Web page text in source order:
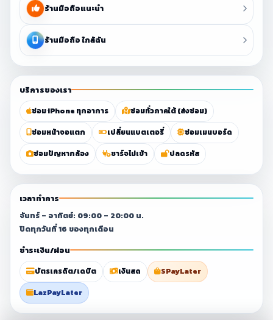
ร้านมือถือแนะนำ
ร้านมือถือ ใกล้ฉัน
บริการของเรา
ซ่อม iPhone ทุกอาการ
ซ่อมทั่วภาคใต้ (ส่งซ่อม)
ซ่อมหน้าจอแตก
เปลี่ยนแบตเตอรี่
ซ่อมเมนบอร์ด
ซ่อมปัญหากล้อง
ชาร์จไม่เข้า ปลดรหัส
เวลาทำการ
จันทร์ – อาทิตย์: 09:00 – 20:00 น.
ปิดทุกวันที่ 16 ของทุกเดือน
ชำระเงิน/ผ่อน
บัตรเครดิต/เดบิต เงินสด
SPayLater
LazPayLater